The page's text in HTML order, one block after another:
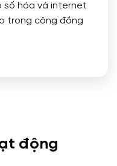
số hóa và internet
trong cộng đồng
động